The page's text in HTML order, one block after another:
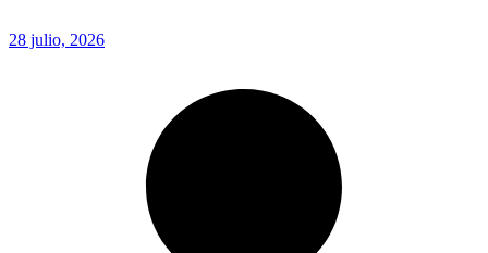
28 julio, 2026